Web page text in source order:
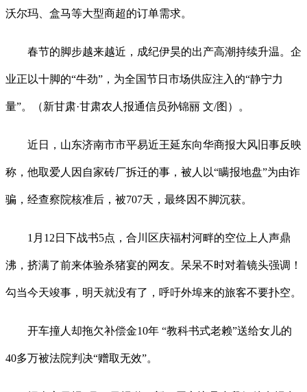
沃尔玛、盒马等大型商超的订单需求。
春节的脚步越来越近，成纪伊昊的出产高潮持续升温。企
业正以十脚的“牛劲”，为全国节日市场供应注入的“静宁力
量”。（新甘肃·甘肃农人报通信员孙锦丽 文/图）。
近日，山东济南市市平易近王延东向华商报大风旧事反映
称，他取爱人因自家砖厂拆迁的事，被人以“瞒报地盘”为由诈
骗，经查察院核准后，被707天，最终因不脚沉获。
1月12日下战书5点，合川区庆福村河畔的空位上人声鼎
沸，挤满了前来体验杀猪宴的网友。呆呆不时对着镜头强调！
勾当今天竣事，明天就没有了，呼吁外埠来的旅客不要扑空。
开车撞人却拖欠补偿金10年 “教科书式老赖”送给女儿的
40多万被法院判决“赠取无效”。